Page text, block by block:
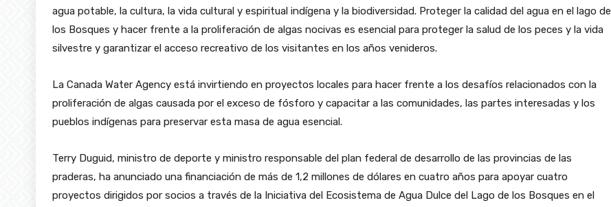
agua potable, la cultura, la vida cultural y espiritual indígena y la biodiversidad. Proteger la calidad del agua en el lago de
los Bosques y hacer frente a la proliferación de algas nocivas es esencial para proteger la salud de los peces y la vida
silvestre y garantizar el acceso recreativo de los visitantes en los años venideros.
La Canada Water Agency está invirtiendo en proyectos locales para hacer frente a los desafíos relacionados con la
proliferación de algas causada por el exceso de fósforo y capacitar a las comunidades, las partes interesadas y los
pueblos indígenas para preservar esta masa de agua esencial.
Terry Duguid, ministro de deporte y ministro responsable del plan federal de desarrollo de las provincias de las
praderas, ha anunciado una financiación de más de 1,2 millones de dólares en cuatro años para apoyar cuatro
proyectos dirigidos por socios a través de la Iniciativa del Ecosistema de Agua Dulce del Lago de los Bosques en el